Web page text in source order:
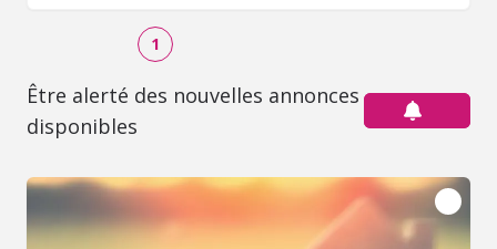
1
Être alerté des nouvelles annonces
disponibles